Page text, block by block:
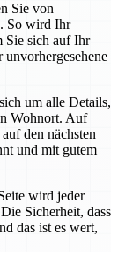
Sie von
So wird Ihr
Sie sich auf Ihr
unvorhergesehene
um alle Details,
Wohnort. Auf
den nächsten
und mit gutem
wird jeder
Sicherheit, dass
das ist es wert,